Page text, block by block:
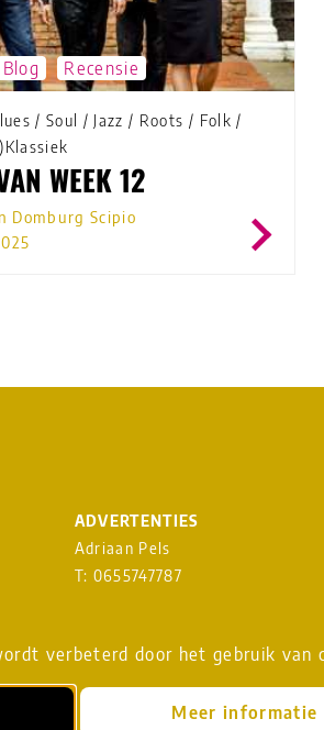
verbeterd door het gebruik van
Meer informatie
Blog Recensie
/ Soul / Jazz / Roots / Folk /
WEEK 12
Domburg Scipio
ADVERTENTIES
Adriaan Pels
T: 0655747787
DownloadMEDIAKAART